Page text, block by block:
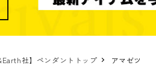
社】ペンダントトップ アマゼツ